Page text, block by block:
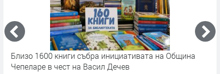
Близо 1600 книги събра инициативата на Община
Чепеларе в чест на Васил Дечев